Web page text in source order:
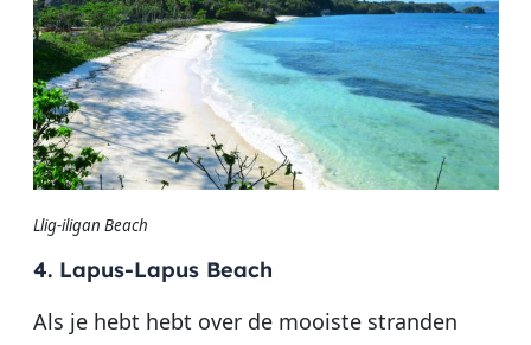
Llig-iligan Beach
4. Lapus-Lapus Beach
Als je hebt hebt over de mooiste stranden